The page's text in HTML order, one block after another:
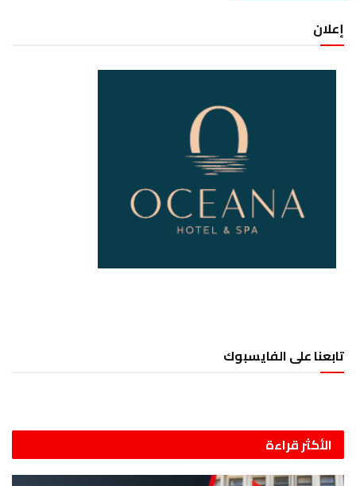
إعلان
تابعنا على الفايسبوك
الأكثر قراءة